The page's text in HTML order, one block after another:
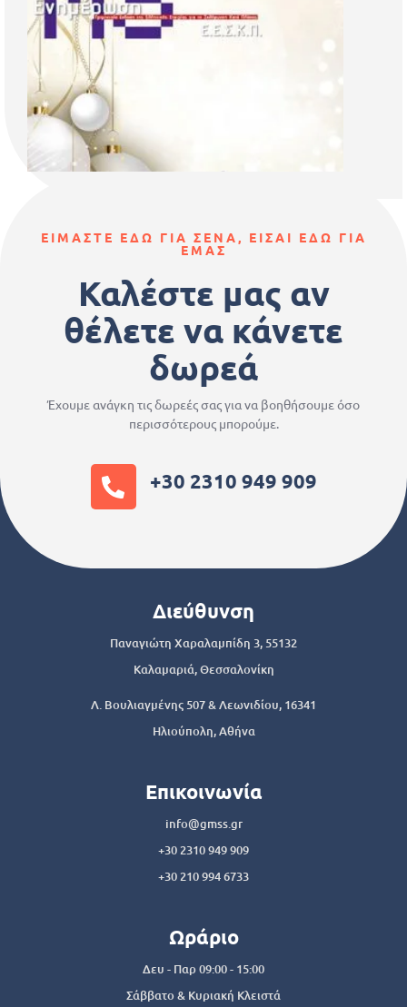
ΕΙΜΑΣΤΕ ΕΔΩ ΓΙΑ ΣΕΝΑ, ΕΙΣΑΙ ΕΔΩ ΓΙΑ
ΕΜΑΣ
Καλέστε μας αν
θέλετε να κάνετε
δωρεά
Έχουμε ανάγκη τις δωρεές σας για να βοηθήσουμε όσο
περισσότερους μπορούμε.
+30 2310 949 909
Διεύθυνση
Παναγιώτη Χαραλαμπίδη 3, 55132
Καλαμαριά, Θεσσαλονίκη
Λ. Βουλιαγμένης 507 & Λεωνιδίου, 16341
Ηλιούπολη, Αθήνα
Επικοινωνία
info@gmss.gr
+30 2310 949 909
+30 210 994 6733
Ωράριο
Δευ - Παρ 09:00 - 15:00
Σάββατο & Κυριακή Κλειστά